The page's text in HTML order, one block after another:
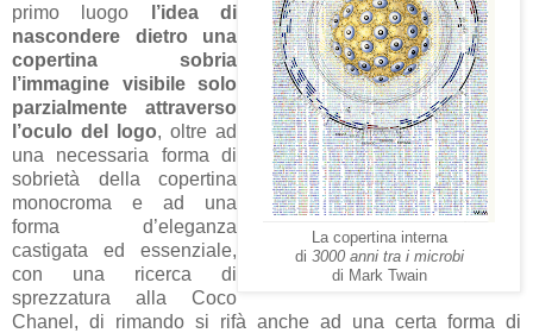
La copertina interna
di 3000 anni tra i microbi
di Mark Twain
primo luogo
l’idea di
nascondere dietro una
copertina sobria
l’immagine visibile solo
parzialmente attraverso
l’oculo del logo, oltre ad
una necessaria forma di
sobrietà della copertina
monocroma e ad una
forma d’eleganza
castigata ed essenziale,
con una ricerca di
sprezzatura alla Coco
Chanel, di rimando si rifà anche ad una certa forma di